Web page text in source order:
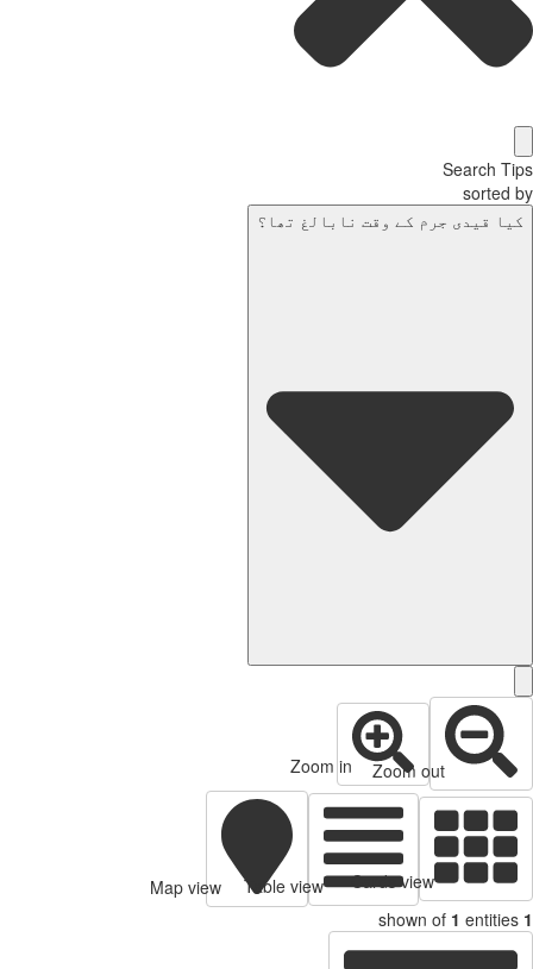
Search
sorted
قیدی جرم کے وقت نابالغ تھا؟
Zoom out
Zoom in
Cards view
Table view
Map view
shown of 1